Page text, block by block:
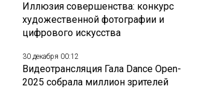
Иллюзия совершенства: конкурс
художественной фотографии и
цифрового искусства
30 декабря 00:12
Видеотрансляция Гала Dance Open-
2025 собрала миллион зрителей